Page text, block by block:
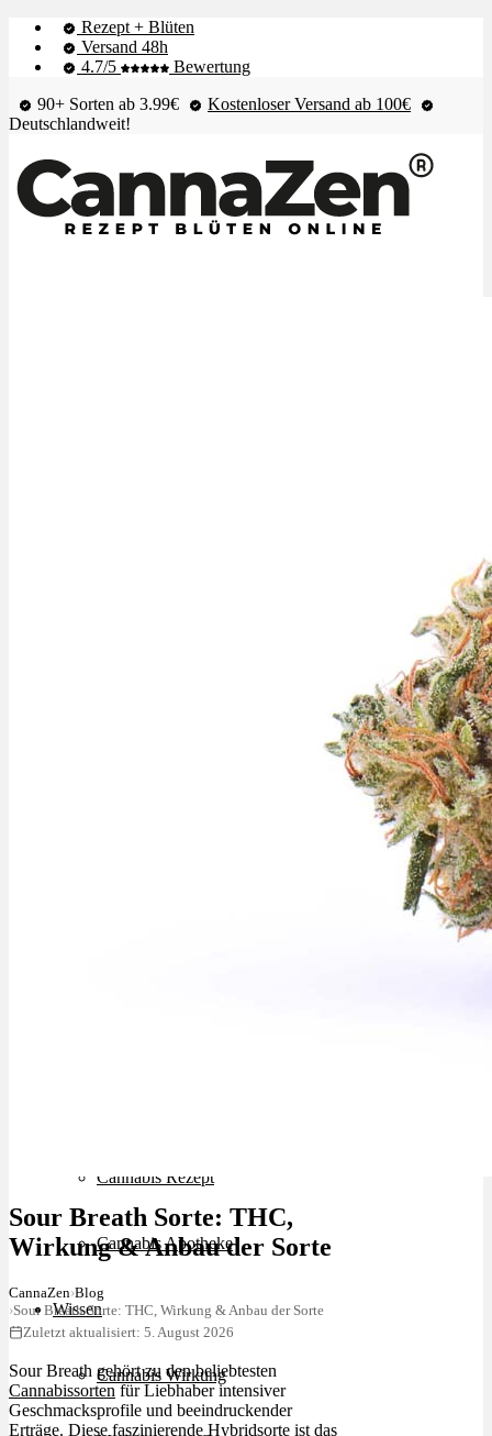
Rezept + Blüten
Versand 48h
4.7/5
Bewertung
90+ Sorten ab 3.99€
Kostenloser Versand ab 100€
Deutschlandweit!
Cannabis Rezept
Cannabis Apotheke
Wissen
Cannabis Wirkung
Sour Breath Sorte: THC,
Wirkung & Anbau der Sorte
CannaZen›Blog
›Sour Breath Sorte: THC, Wirkung & Anbau der Sorte
Zuletzt aktualisiert: 5. August 2026
Sour Breath gehört zu den beliebtesten
Cannabissorten für Liebhaber intensiver
Geschmacksprofile und beeindruckender
Erträge. Diese faszinierende Hybridsorte ist das